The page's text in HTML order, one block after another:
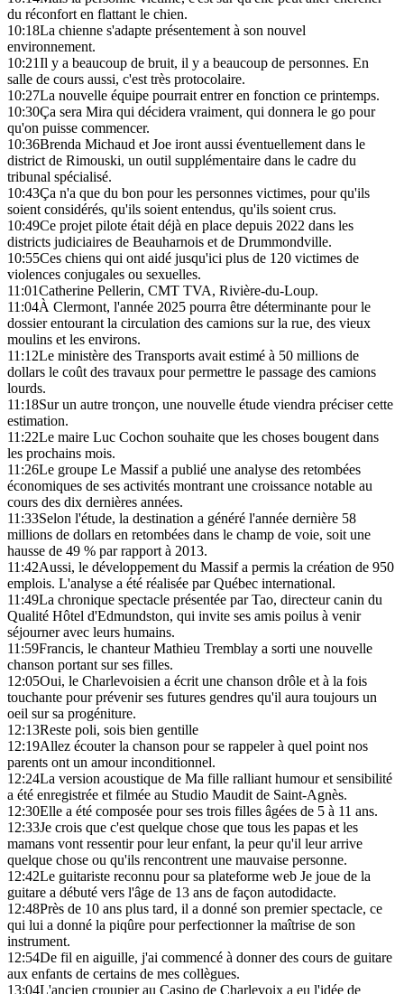
du réconfort en flattant le chien.
10:18La chienne s'adapte présentement à son nouvel
environnement.
10:21Il y a beaucoup de bruit, il y a beaucoup de personnes. En
salle de cours aussi, c'est très protocolaire.
10:27La nouvelle équipe pourrait entrer en fonction ce printemps.
10:30Ça sera Mira qui décidera vraiment, qui donnera le go pour
qu'on puisse commencer.
10:36Brenda Michaud et Joe iront aussi éventuellement dans le
district de Rimouski, un outil supplémentaire dans le cadre du
tribunal spécialisé.
10:43Ça n'a que du bon pour les personnes victimes, pour qu'ils
soient considérés, qu'ils soient entendus, qu'ils soient crus.
10:49Ce projet pilote était déjà en place depuis 2022 dans les
districts judiciaires de Beauharnois et de Drummondville.
10:55Ces chiens qui ont aidé jusqu'ici plus de 120 victimes de
violences conjugales ou sexuelles.
11:01Catherine Pellerin, CMT TVA, Rivière-du-Loup.
11:04À Clermont, l'année 2025 pourra être déterminante pour le
dossier entourant la circulation des camions sur la rue, des vieux
moulins et les environs.
11:12Le ministère des Transports avait estimé à 50 millions de
dollars le coût des travaux pour permettre le passage des camions
lourds.
11:18Sur un autre tronçon, une nouvelle étude viendra préciser cette
estimation.
11:22Le maire Luc Cochon souhaite que les choses bougent dans
les prochains mois.
11:26Le groupe Le Massif a publié une analyse des retombées
économiques de ses activités montrant une croissance notable au
cours des dix dernières années.
11:33Selon l'étude, la destination a généré l'année dernière 58
millions de dollars en retombées dans le champ de voie, soit une
hausse de 49 % par rapport à 2013.
11:42Aussi, le développement du Massif a permis la création de 950
emplois. L'analyse a été réalisée par Québec international.
11:49La chronique spectacle présentée par Tao, directeur canin du
Qualité Hôtel d'Edmundston, qui invite ses amis poilus à venir
séjourner avec leurs humains.
11:59Francis, le chanteur Mathieu Tremblay a sorti une nouvelle
chanson portant sur ses filles.
12:05Oui, le Charlevoisien a écrit une chanson drôle et à la fois
touchante pour prévenir ses futures gendres qu'il aura toujours un
oeil sur sa progéniture.
12:13Reste poli, sois bien gentille
12:19Allez écouter la chanson pour se rappeler à quel point nos
parents ont un amour inconditionnel.
12:24La version acoustique de Ma fille ralliant humour et sensibilité
a été enregistrée et filmée au Studio Maudit de Saint-Agnès.
12:30Elle a été composée pour ses trois filles âgées de 5 à 11 ans.
12:33Je crois que c'est quelque chose que tous les papas et les
mamans vont ressentir pour leur enfant, la peur qu'il leur arrive
quelque chose ou qu'ils rencontrent une mauvaise personne.
12:42Le guitariste reconnu pour sa plateforme web Je joue de la
guitare a débuté vers l'âge de 13 ans de façon autodidacte.
12:48Près de 10 ans plus tard, il a donné son premier spectacle, ce
qui lui a donné la piqûre pour perfectionner la maîtrise de son
instrument.
12:54De fil en aiguille, j'ai commencé à donner des cours de guitare
aux enfants de certains de mes collègues.
13:04L'ancien croupier au Casino de Charlevoix a eu l'idée de